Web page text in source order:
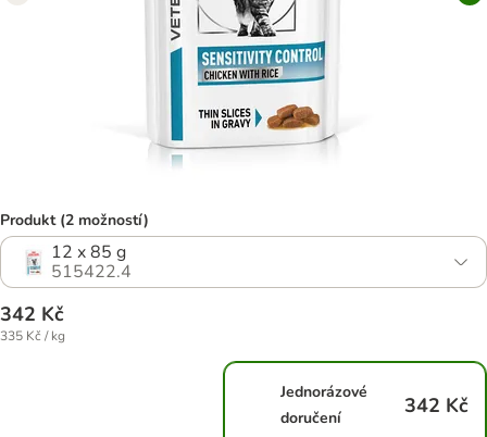
Produkt (2 možností)
12 x 85 g
515422.4
342 Kč
335 Kč / kg
Jednorázové
doručení
342 Kč